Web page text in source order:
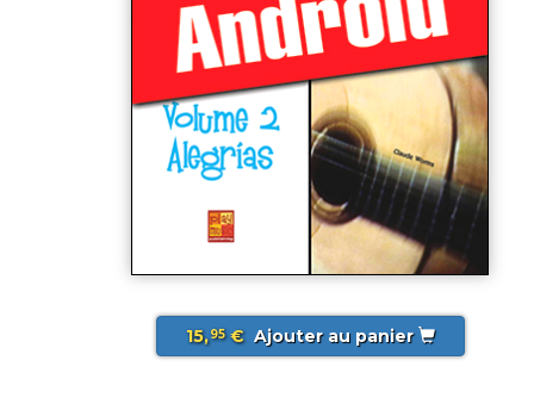
15,95€ Ajouter au panier